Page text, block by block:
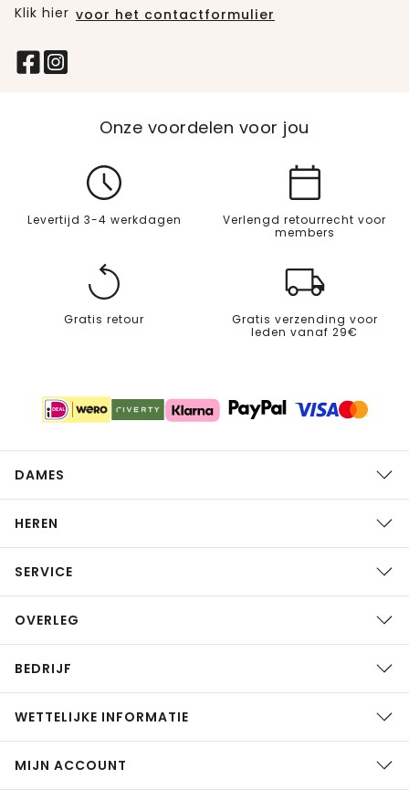
Klik hier voor het contactformulier
Onze voordelen voor jou
Levertijd 3-4 werkdagen
Verlengd retourrecht voor
members
Gratis retour
Gratis verzending voor
leden vanaf 29€
DAMES
HEREN
SERVICE
OVERLEG
BEDRIJF
WETTELIJKE INFORMATIE
MIJN ACCOUNT